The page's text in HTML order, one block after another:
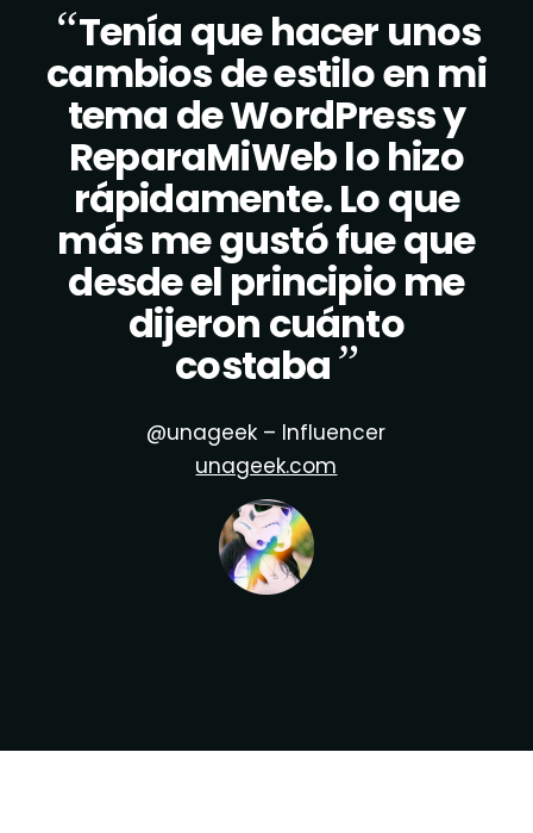
“Tenía que hacer unos
cambios de estilo en mi
tema de WordPress y
ReparaMiWeb lo hizo
rápidamente. Lo que
más me gustó fue que
desde el principio me
dijeron cuánto
costaba”
@unageek – Influencer
unageek.com